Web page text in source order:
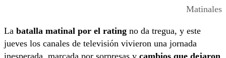
Matinales
La batalla matinal por el rating no da tregua, y este
jueves los canales de televisión vivieron una jornada
inesperada, marcada por sorpresas y cambios que dejaron